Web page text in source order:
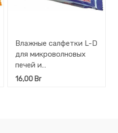
Влажные салфетки L-D
для микроволновых
печей и
холодильников 20 шт.
16,00Br